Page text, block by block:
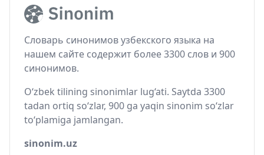
Словарь синонимов узбекского языка на
нашем сайте содержит более 3300 слов и 900
синонимов.
O‘zbek tilining sinonimlar lug‘ati. Saytda 3300
tadan ortiq so‘zlar, 900 ga yaqin sinonim so‘zlar
to‘plamiga jamlangan.
sinonim.uz